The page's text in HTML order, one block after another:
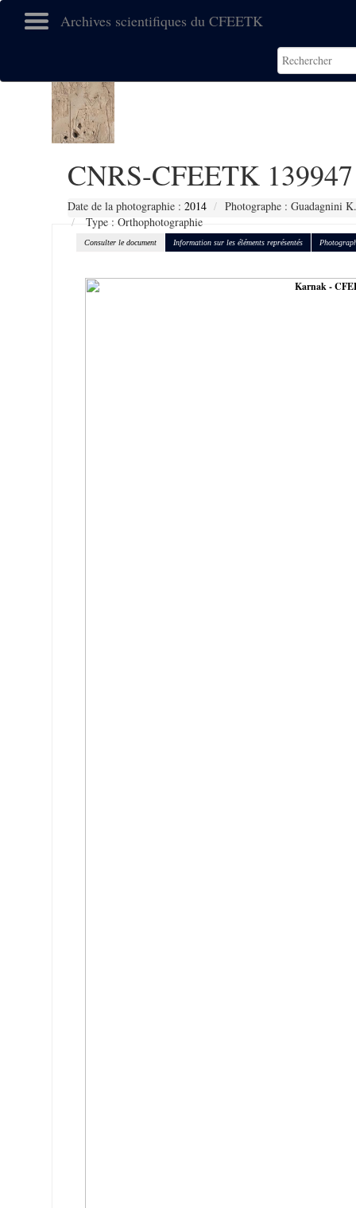
Archives scientifiques du CFEETK
CNRS-CFEETK 139947
Date de la photographie : 2014
Photographe : Guadagnini K.
Type : Orthophotographie
Consulter le document Information sur les éléments représentés